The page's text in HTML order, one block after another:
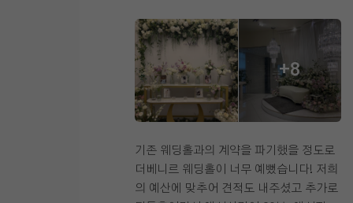
+8
기존 웨딩홀과의 계약을 파기했을 정도로
더베니르 웨딩홀이 너무 예뻤습니다! 저희
의 예산에 맞추어 견적도 내주셨고 추가로